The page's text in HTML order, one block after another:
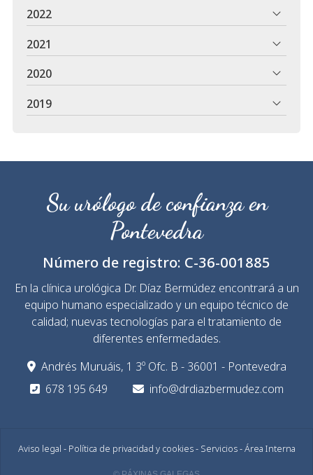
2022
2021
2020
2019
Su urólogo de confianza en
Pontevedra
Número de registro: C-36-001885
En la clínica urológica Dr. Díaz Bermúdez encontrará a un
equipo humano especializado y un equipo técnico de
calidad; nuevas tecnologías para el tratamiento de
diferentes enfermedades.
Andrés Muruáis, 1 3º Ofc. B - 36001 - Pontevedra
678 195 649
info@drdiazbermudez.com
Aviso legal - Política de privacidad y cookies- Servicios-Área Interna